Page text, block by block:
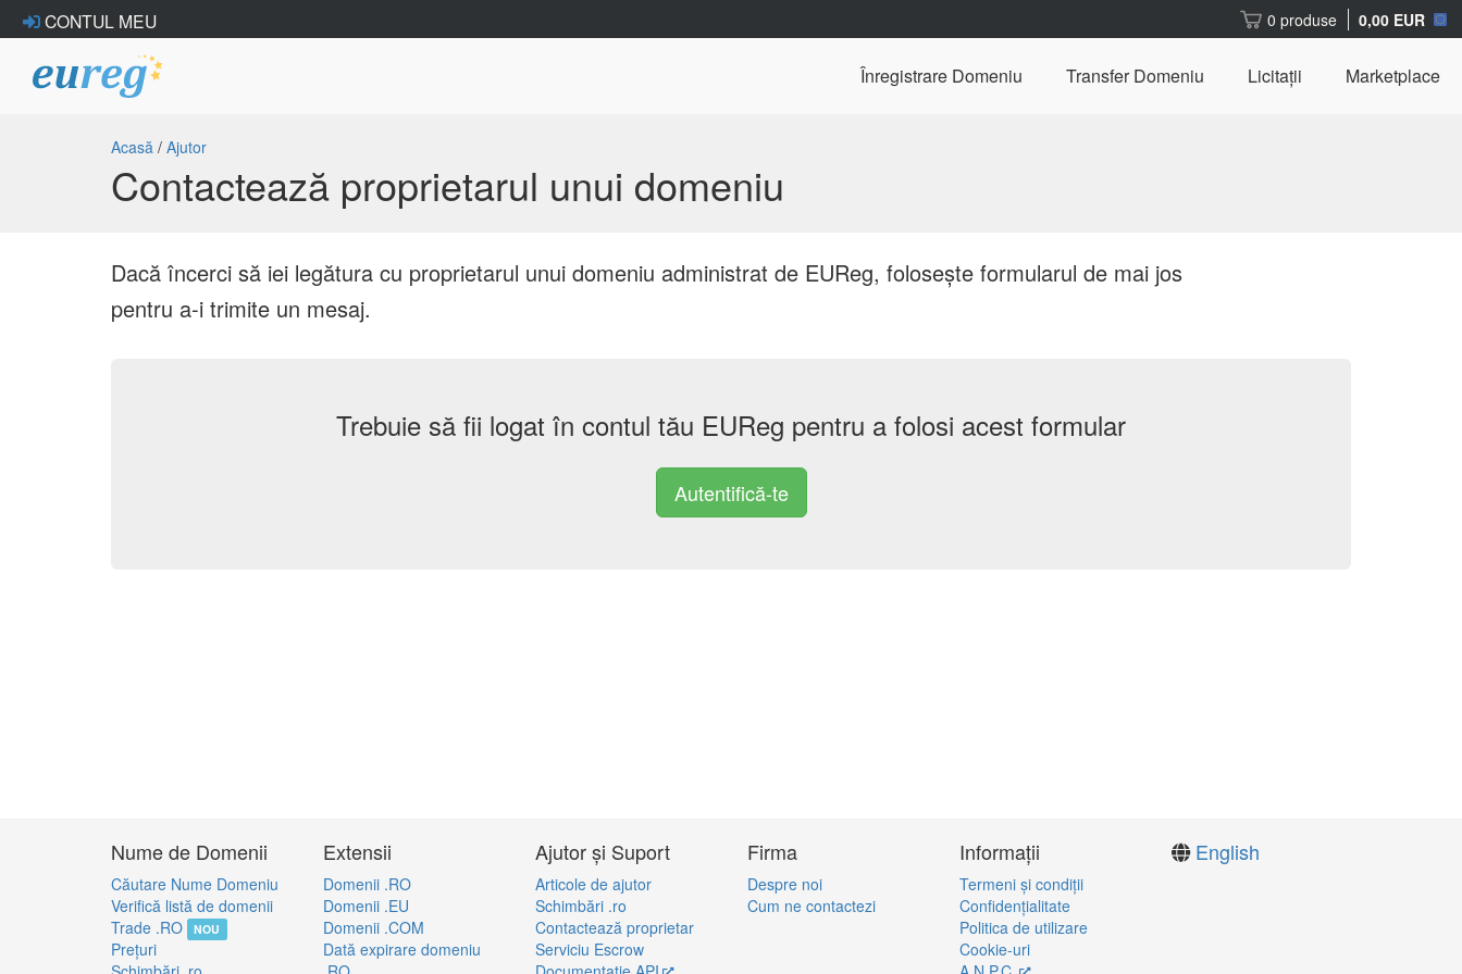
CONTUL MEU 0 produse 0,00 EUR
Înregistrare Domeniu Transfer Domeniu Licitații Marketplace
Acasă / Ajutor
Contactează proprietarul unui domeniu
Dacă încerci să iei legătura cu proprietarul unui domeniu administrat de EUReg, folosește formularul de mai jos
pentru a-i trimite un mesaj.
Trebuie să fii logat în contul tău EUReg pentru a folosi acest formular
Autentifică-te
Nume de Domenii
Căutare Nume Domeniu
Verifică listă de domenii
Trade .RO
NOU
Preţuri
Extensii
Domenii .RO
Domenii .EU
Domenii .COM
Dată expirare domeniu
Ajutor și Suport
Articole de ajutor
Schimbări .ro
Contactează proprietar
Serviciu Escrow
Firma
Despre noi
Cum ne contactezi
Informații
Termeni şi condiţii
Confidenţialitate
Politica de utilizare
Cookie-uri
English